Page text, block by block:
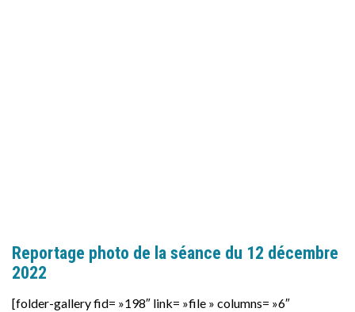
Reportage photo de la séance du 12 décembre
2022
[folder-gallery fid= »198″ link= »file » columns= »6″